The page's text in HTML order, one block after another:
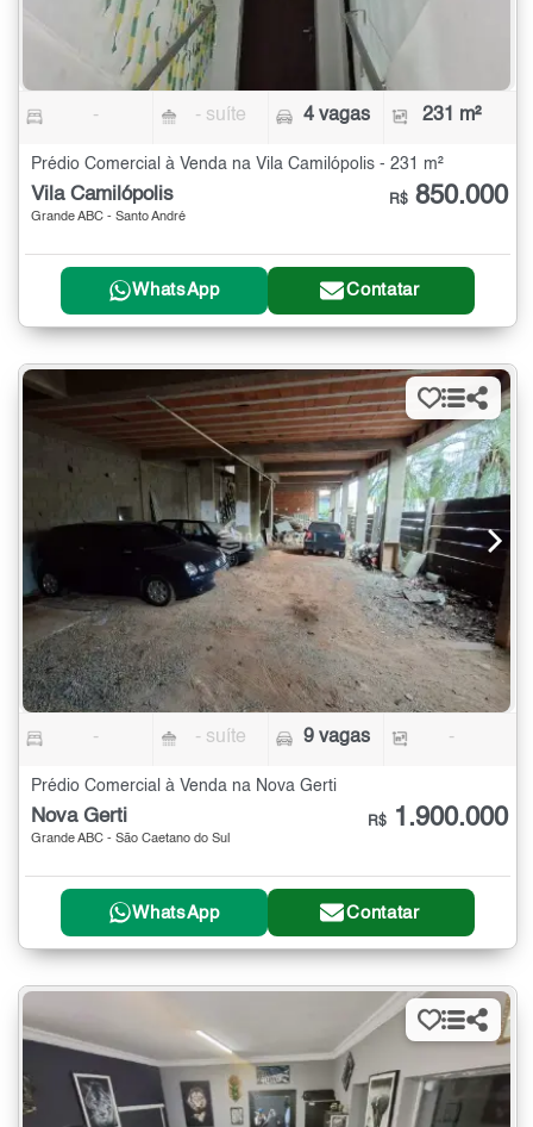
- - suíte 4 vagas 231 m²
Prédio Comercial à Venda na Vila Camilópolis - 231 m²
Vila Camilópolis
Grande ABC - Santo André
R$ 850.000
WhatsApp Contatar
- - suíte 9 vagas -
Prédio Comercial à Venda na Nova Gerti
Nova Gerti
Grande ABC - São Caetano do Sul
R$ 1.900.000
WhatsApp Contatar